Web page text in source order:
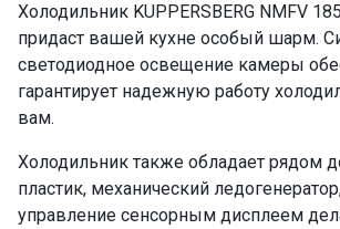
Антибактериальный пластик
Ледогенератор
Система No Frost
Режим «Отпуск»
Супер заморозка
Супер охлаждение
Холодильник KUPPERSBERG NMFV
придаст вашей кухне особый шарм.
светодиодное освещение камеры
гарантирует надежную работу
вам.
Холодильник также обладает рядом
пластик, механический
управление сенсорным дисплеем